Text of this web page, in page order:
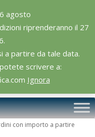
agosto
riprenderanno il 27
a partire da tale data.
scrivere a:
Ignora
con importo a partire